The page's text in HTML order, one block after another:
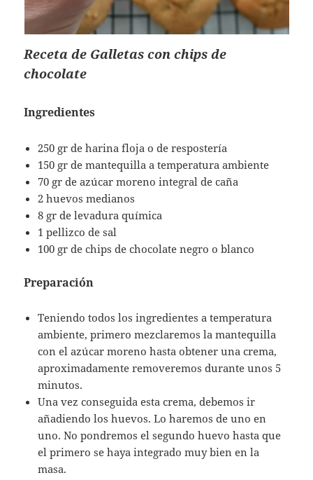
Receta de Galletas con chips de
chocolate
Ingredientes
250 gr de harina floja o de respostería
150 gr de mantequilla a temperatura ambiente
70 gr de azúcar moreno integral de caña
2 huevos medianos
8 gr de levadura química
1 pellizco de sal
100 gr de chips de chocolate negro o blanco
Preparación
Teniendo todos los ingredientes a temperatura
ambiente, primero mezclaremos la mantequilla
con el azúcar moreno hasta obtener una crema,
aproximadamente removeremos durante unos 5
minutos.
Una vez conseguida esta crema, debemos ir
añadiendo los huevos. Lo haremos de uno en
uno. No pondremos el segundo huevo hasta que
el primero se haya integrado muy bien en la
masa.